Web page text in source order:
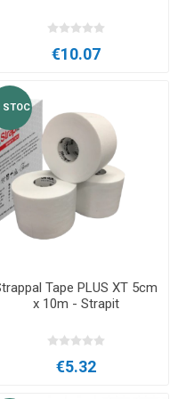
€10.07
STOC
Tape PLUS XT 5cm
x 10m - Strapit
€5.32